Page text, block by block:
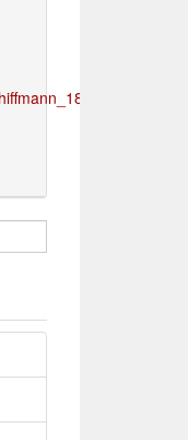
manifest.json